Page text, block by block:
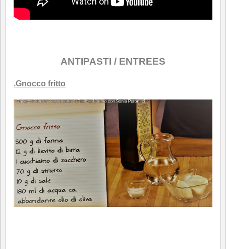
ANTIPASTI / ENTREES
.Gnocco fritto